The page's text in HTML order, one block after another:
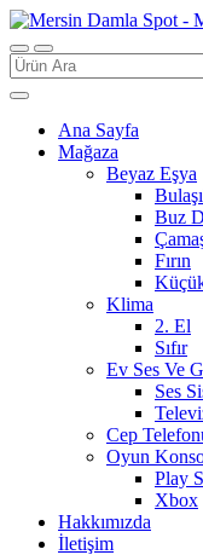
Search
for:
Ana Sayfa
Mağaza
Beyaz Eşya
Buz
Fırın
Klima
2. El
Sıfır
Ev Ses Ve
Ses
Cep
Oyun
Play
Xbox
Hakkımızda
İletişim